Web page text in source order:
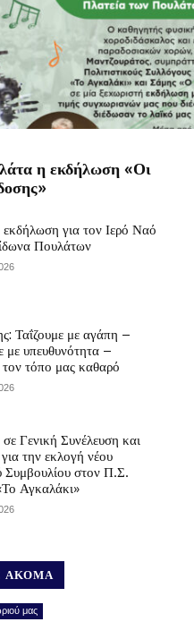
η εκδήλωση «Οι
για τον Ιερό Ναό
Πουλάτων
Ταΐζουμε με αγάπη –
με υπευθυνότητα –
τόπο μας καθαρό
Γενική Συνέλευση και
για την εκλογή νέου
Συμβουλίου στον Π.Σ.
Αγκαλάκι»
ΑΚΟΜΑ
μας